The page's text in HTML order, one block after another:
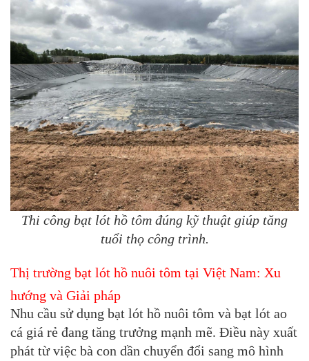
Thi công bạt lót hồ tôm đúng kỹ thuật giúp tăng
tuổi thọ công trình.
Thị trường bạt lót hồ nuôi tôm tại Việt Nam: Xu
hướng và Giải pháp
Nhu cầu sử dụng bạt lót hồ nuôi tôm và bạt lót ao
cá giá rẻ đang tăng trưởng mạnh mẽ. Điều này xuất
phát từ việc bà con dần chuyển đổi sang mô hình